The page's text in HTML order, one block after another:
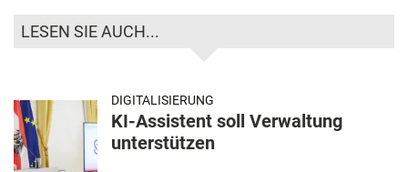
LESEN SIE AUCH...
DIGITALISIERUNG
KI-Assistent soll Verwaltung
unterstützen